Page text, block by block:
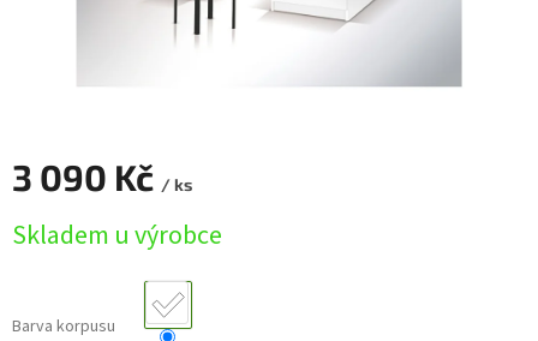
3 090 Kč / ks
cena:
Skladem u výrobce
Barva korpusu